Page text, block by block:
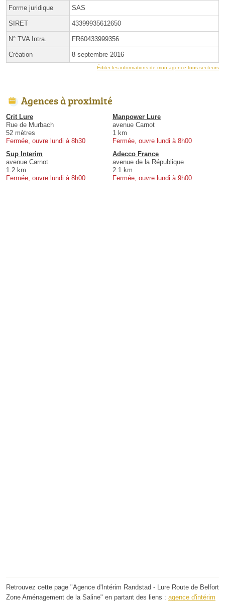
Forme juridique SAS
SIRET 43399935612650
N° TVA Intra. FR60433999356
Création 8 septembre 2016
Éditer les informations de mon agence tous secteurs
Agences à proximité
Crit Lure
Rue de Murbach
52 mètres
Fermée, ouvre lundi à 8h30
Manpower Lure
avenue Carnot
1 km
Fermée, ouvre lundi à 8h00
Sup Interim
avenue Carnot
1.2 km
Fermée, ouvre lundi à 8h00
Adecco France
avenue de la République
2.1 km
Fermée, ouvre lundi à 9h00
Retrouvez cette page "Agence d'Intérim Randstad - Lure Route de Belfort
Zone Aménagement de la Saline" en partant des liens : agence d'intérim